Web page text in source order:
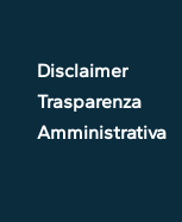
Disclaimer
Trasparenza
Amministrativa